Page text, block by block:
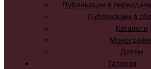
Публикации в
Публикации в
Каталоги
Детям
Галерея